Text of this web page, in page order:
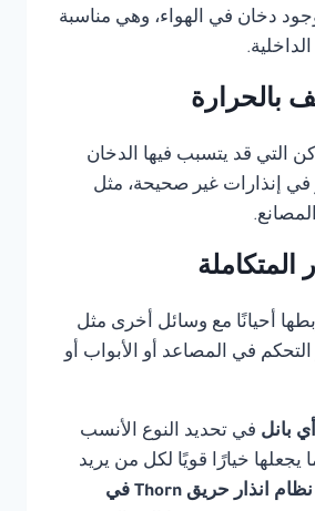
دخان في الهواء، وهي مناسبة
بالحرارة
التي قد يتسبب فيها الدخان
في إنذارات غير صحيحة، مثل
المتكاملة
أحيانًا مع وسائل أخرى مثل
في المصاعد أو الأبواب أو
بانل في تحديد النوع الأنسب
خيارًا قويًا لكل من يريد
صيانة نظام انذار حريق Thorn في